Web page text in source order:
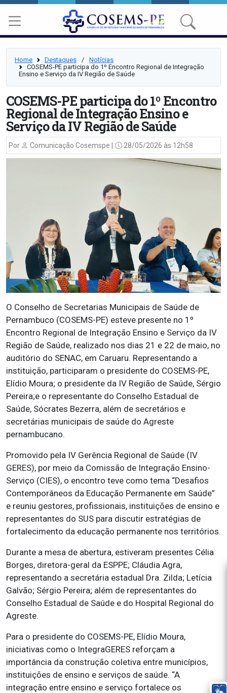
Home Destaques ⠀/⠀ Notícias
COSEMS-PE participa do 1º Encontro Regional de Integração
Ensino e Serviço da IV Região de Saúde
COSEMS-PE participa do 1º Encontro
Regional de Integração Ensino e
Serviço da IV Região de Saúde
Por Comunicação Cosemspe | 28/05/2026 às 12h58
O Conselho de Secretarias Municipais de Saúde de
Pernambuco (COSEMS-PE) esteve presente no 1º
Encontro Regional de Integração Ensino e Serviço da IV
Região de Saúde, realizado nos dias 21 e 22 de maio, no
auditório do SENAC, em Caruaru. Representando a
instituição, participaram o presidente do COSEMS-PE,
Elídio Moura; o presidente da IV Região de Saúde, Sérgio
Pereira;e o representante do Conselho Estadual de
Saúde, Sócrates Bezerra, além de secretários e
secretárias municipais de saúde do Agreste
pernambucano.
Promovido pela IV Gerência Regional de Saúde (IV
GERES), por meio da Comissão de Integração Ensino-
Serviço (CIES), o encontro teve como tema “Desafios
Contemporâneos da Educação Permanente em Saúde”
e reuniu gestores, profissionais, instituições de ensino e
representantes do SUS para discutir estratégias de
fortalecimento da educação permanente nos territórios.
Durante a mesa de abertura, estiveram presentes Célia
Borges, diretora-geral da ESPPE; Cláudia Agra,
representando a secretária estadual Dra. Zilda; Letícia
Galvão; Sérgio Pereira; além de representantes do
Conselho Estadual de Saúde e do Hospital Regional do
Agreste.
Para o presidente do COSEMS-PE, Elídio Moura,
iniciativas como o IntegraGERES reforçam a
importância da construção coletiva entre municípios,
instituições de ensino e serviços de saúde. “A
integração entre ensino e serviço fortalece os